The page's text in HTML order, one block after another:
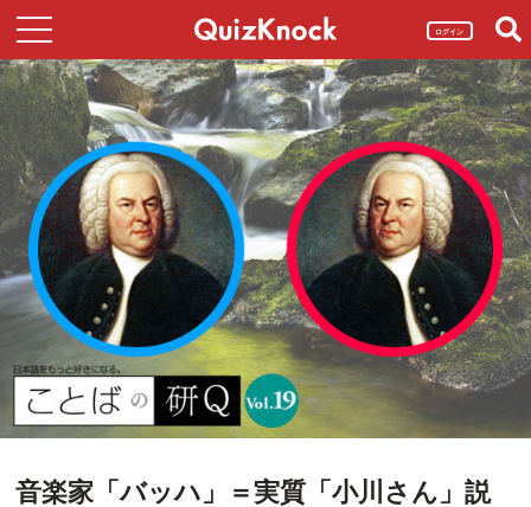
ログイン
音楽家「バッハ」＝実質「小川さん」説